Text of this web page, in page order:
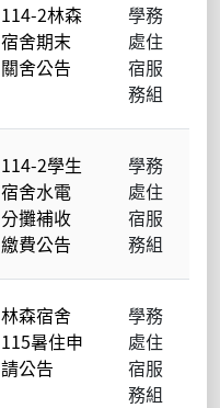
114-2林森
宿舍期末
關舍公告
學務
處住
宿服
務組
114-2學生
宿舍水電
分攤補收
繳費公告
學務
處住
宿服
務組
林森宿舍
115暑住申
請公告
學務
處住
宿服
務組